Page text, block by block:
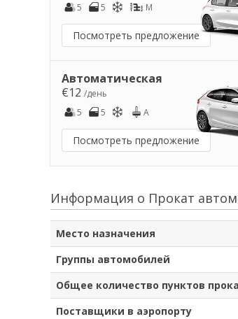
5
5 M
Посмотреть предложение
Автоматическая
€12 /день
5
5 A
Посмотреть предложение
Информация о Прокат
Место назначения
Группы автомобилей
Общее количество пунктов
Поставщики в аэропорту